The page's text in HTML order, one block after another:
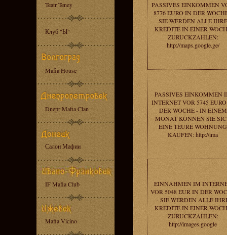
Teatr Teney
Клуб "Ы"
Mafia House
Dnepr Mafia Clan
Салон Мафии
IF Mafia Club
Mafia Vicino
PASSIVES EINKOMMEN
8776 EURO IN DER
SIE WERDEN ALLE IHRE
KREDITE IN EINER
ZURUCKZAHLEN:
http://maps.google.ge/
PASSIVES EINKOMMEN
INTERNET VOR 5745
DER WOCHE - IN EINEM
MONAT KONNEN SIE
EINE TEURE WOHNUNG
KAUFEN: http://ima
EINNAHMEN IM
VOR 5048 EUR IN DER
- SIE WERDEN ALLE
KREDITE IN EINER
ZURUCKZAHLEN:
http://images.google